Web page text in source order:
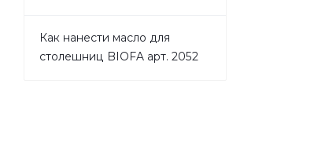
Как нанести масло для
столешниц BIOFA арт. 2052